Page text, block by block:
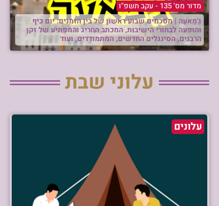
מדור מס' 135 - עקב תשפ"ו
גַ'מַאעַה | מסכמים שבוע ראשון של בין הזמנים: יום כיף
והופעה לבחורי הישיבות, המכתב החריג והמפתיע של זקן
הרבנים, הסינגלים החדשים, המתמודדים, ועוד
עלוני שבת
עלונים